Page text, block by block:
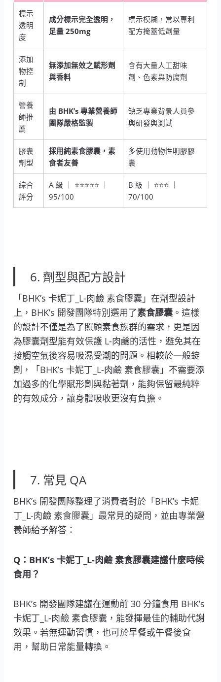
標示
透明
度
成分標示完全透明，
足量 250mg
標示模糊，常以專利
配方掩蓋低劑量
添加
物控
制
無添加無效之賦形劑
與香料
含有大量人工甜味
劑、色素與防腐劑
營養
師推
薦
由 BHK’s 專業營養師
團隊嚴格監製
缺乏專業背景人員參
與研發與測試
膠囊
劑型
採用純素食膠囊，素
食者友善
多使用動物性明膠膠
囊
綜合
評分
A 級 ｜ ⭐⭐⭐⭐⭐ ｜
95/100
B 級 ｜ ⭐⭐⭐ ｜
70/100
6. 劑型與配方設計
「BHK’s 卡妮丁_L-肉鹼 素食膠囊」在劑型設計
上，BHK’s 開發團隊特別選用了素食膠囊 。這樣
的設計不僅是為了照顧素食族群的需求，更是因
為膠囊劑型能有效保護 L-肉鹼的活性，避免其在
接觸空氣後容易吸濕受潮的問題。相較於一般錠
劑，「BHK’s 卡妮丁_L-肉鹼 素食膠囊」不需要添
加過多的化學賦形劑與黏著劑，能夠保留最純粹
的有效成分，讓身體吸收更沒有負擔。
7. 常見 QA
BHK’s 開發團隊整理了消費者對於「BHK’s 卡妮
丁_L-肉鹼 素食膠囊」最常見的疑問，並由專業營
養師給予解答：
Q：BHK’s 卡妮丁_L-肉鹼 素食膠囊建議什麼時候
食用？
BHK’s 開發團隊建議在運動前 30 分鐘食用 BHK’s
卡妮丁_L-肉鹼 素食膠囊，能發揮最佳的輔助代謝
效果。若無運動習慣，也可於早餐或午餐後食
用，幫助日常能量轉換。